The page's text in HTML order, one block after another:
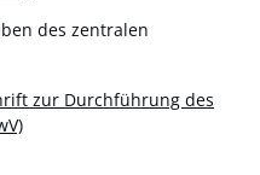
des zentralen
zur Durchführung des